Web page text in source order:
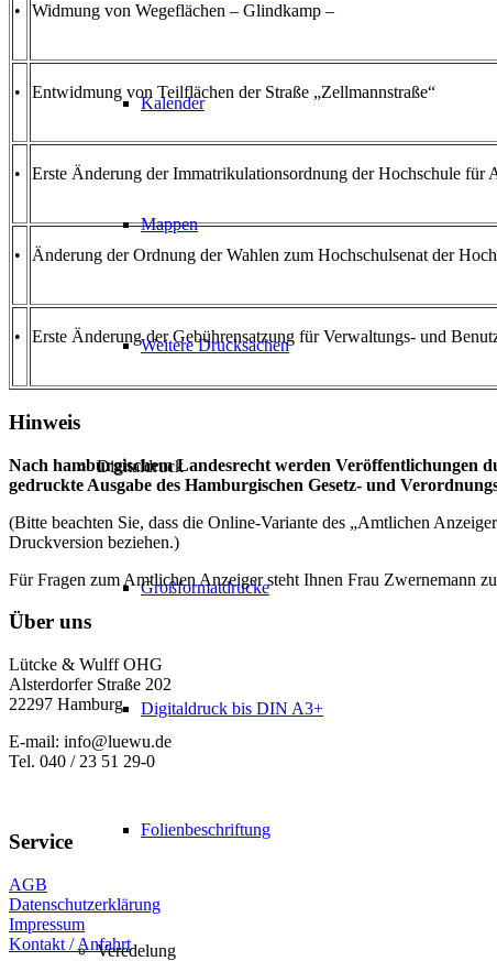
Kalender
Mappen
Weitere Drucksachen
Digitaldruck
Großformatdrucke
Digitaldruck bis DIN A3+
Folienbeschriftung
Veredelung
• Widmung von Wegeflächen – Glindkamp –
• Entwidmung von Teilflächen der Straße „Zellmannstraße“
• Erste Änderung der Immatrikulationsordnung der Hochschule für
• Änderung der Ordnung der Wahlen zum Hochschulsenat der
• Erste Änderung der Gebührensatzung für Verwaltungs- und
Hinweis
Nach hamburgischem Landesrecht werden Veröffentlichungen
gedruckte Ausgabe des Hamburgischen Gesetz- und
(Bitte beachten Sie, dass die Online-Variante des „Amtlichen
Druckversion beziehen.)
Für Fragen zum Amtlichen Anzeiger steht Ihnen Frau Zwernemann
Über uns
Lütcke & Wulff OHG
Alsterdorfer Straße 202
22297 Hamburg
E-mail: info@luewu.de
Tel. 040 / 23 51 29-0
Service
AGB
Datenschutzerklärung
Impressum
Kontakt / Anfahrt